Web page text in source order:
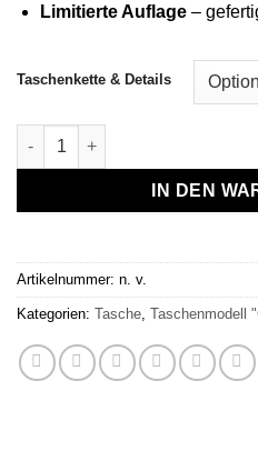
Limitierte Auflage–
Taschenkette & Details
Tasche Aurélie Menge
IN DEN
Artikelnummer: n. v.
Kategorien: Tasche Taschenmodell